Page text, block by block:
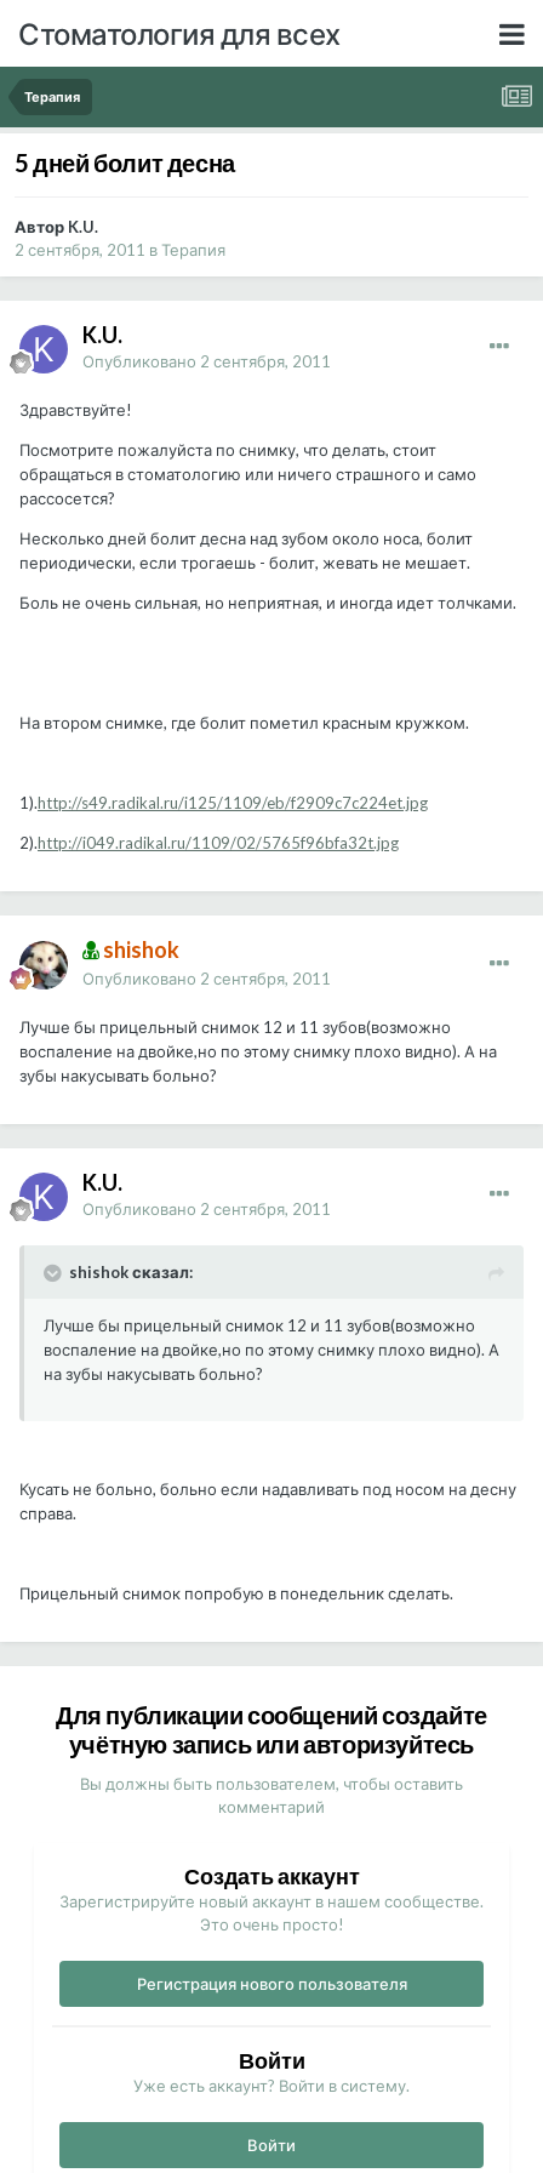
Стоматология для всех
Терапия
5 дней болит десна
Автор K.U.
2 сентября, 2011 вТерапия
K.U.
Опубликовано 2 сентября, 2011
Здравствуйте!
Посмотрите пожалуйста по снимку, что делать, стоит
обращаться в стоматологию или ничего страшного и само
рассосется?
Несколько дней болит десна над зубом около носа, болит
периодически, если трогаешь - болит, жевать не мешает.
Боль не очень сильная, но неприятная, и иногда идет толчками.
На втором снимке, где болит пометил красным кружком.
1).http://s49.radikal.ru/i125/1109/eb/f2909c7c224et.jpg
2).http://i049.radikal.ru/1109/02/5765f96bfa32t.jpg
shishok
Опубликовано 2 сентября, 2011
Лучше бы прицельный снимок 12 и 11 зубов(возможно
воспаление на двойке,но по этому снимку плохо видно). А на
зубы накусывать больно?
K.U.
Опубликовано 2 сентября, 2011
shishok сказал:
Лучше бы прицельный снимок 12 и 11 зубов(возможно
воспаление на двойке,но по этому снимку плохо видно). А
на зубы накусывать больно?
Кусать не больно, больно если надавливать под носом на десну
справа.
Прицельный снимок попробую в понедельник сделать.
Для публикации сообщений создайте
учётную запись или авторизуйтесь
Вы должны быть пользователем, чтобы оставить
комментарий
Создать аккаунт
Зарегистрируйте новый аккаунт в нашем сообществе.
Это очень просто!
Регистрация нового пользователя
Войти
Уже есть аккаунт? Войти в систему.
Войти